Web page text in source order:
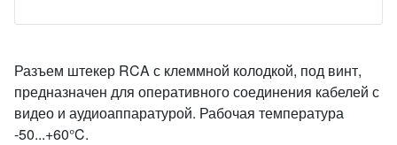
Разъем штекер RCA с клеммной колодкой, под винт,
предназначен для оперативного соединения кабелей с
видео и аудиоаппаратурой. Рабочая температура
-50...+60°C.